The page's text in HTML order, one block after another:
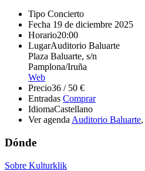
Tipo Concierto
Fecha 19 de diciembre 2025
Horario20:00
LugarAuditorio Baluarte
Plaza Baluarte, s/n
Pamplona/Iruña
Web
Precio36 / 50 €
Entradas Comprar
IdiomaCastellano
Ver agenda Auditorio Baluarte,
Dónde
Sobre Kulturklik